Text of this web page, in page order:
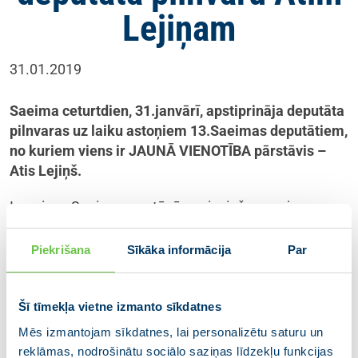
Piekrišana Sīkāka informācija Par
Šī tīmekļa vietne izmanto sīkdatnes
Mēs izmantojam sīkdatnes, lai personalizētu saturu un
reklāmas, nodrošinātu sociālo saziņas līdzekļu funkcijas
Lejiņam
31.01.2019
Saeima ceturtdien, 31.janvārī, apstiprināja deputāta
pilnvaras uz laiku astoņiem 13.Saeimas deputātiem,
no kuriem viens ir JAUNĀ VIENOTĪBA pārstāvis –
Atis Lejiņš.
Izmaiņas Saeimas sastāvā nepieciešamas, jo
deputāti Jānis Bordāns, Tālis Linkaitis, Dace
Melbārde, Ralfs Nemiro, Artis Pabriks, Juris Pūce,
ministru pienākumus Artura Krišjāņa Kariņa vadītajā
valdībā.